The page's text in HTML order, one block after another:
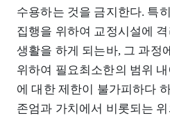
수용하는 것을 금지한다. 특
집행을 위하여 교정시설에
생활을 하게 되는바, 그 과정
위하여 필요최소한의 범위
에 대한 제한이 불가피하다
존엄과 가치에서 비롯되는